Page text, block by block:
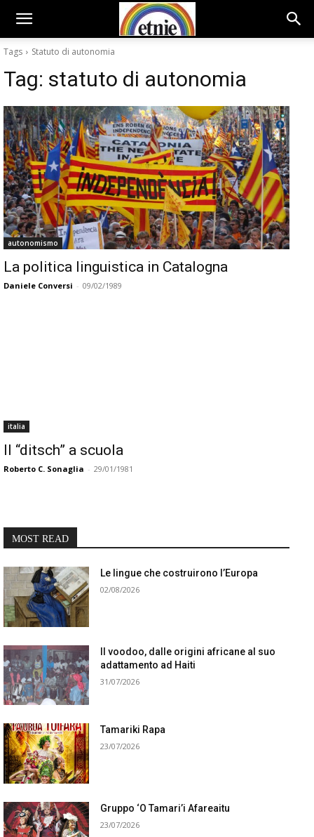
Tags Statuto di autonomia
Tag: statuto di autonomia
autonomismo
La politica linguistica in Catalogna
Daniele Conversi - 09/02/1989
italia
Il “ditsch” a scuola
Roberto C. Sonaglia - 29/01/1981
MOST READ
Le lingue che costruirono l’Europa
02/08/2026
Il voodoo, dalle origini africane al suo
adattamento ad Haiti
31/07/2026
Tamariki Rapa
23/07/2026
Gruppo ‘O Tamari’i Afareaitu
23/07/2026